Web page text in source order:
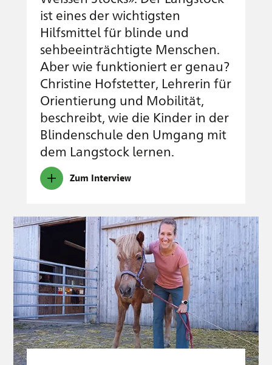
ist eines der wichtigsten
Hilfsmittel für blinde und
sehbeeinträchtigte Menschen.
Aber wie funktioniert er genau?
Christine Hofstetter, Lehrerin für
Orientierung und Mobilität,
beschreibt, wie die Kinder in der
Blindenschule den Umgang mit
dem Langstock lernen.
Zum Interview